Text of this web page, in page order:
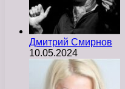
Дмитрий Смирнов
10.05.2024